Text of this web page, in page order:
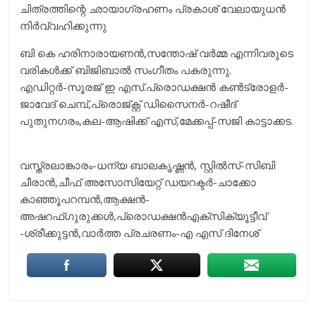
ചിത്രത്തിന്റെ ഛായാഗ്രഹണം പ്രകാശ് വേലായുധന്‍
നിര്‍വ്വഹിക്കുന്നു
ബി കെ ഹരിനാരായണന്‍,സന്തോഷ് വര്‍മ്മ എന്നിവരുടെ
വരികള്‍ക്ക് ബിജിബാല്‍ സംഗീതം പകരുന്നു.
എഡിറ്റര്‍-സൂരജ് ഇ എസ്.പ്രൊഡക്ഷന്‍ കണ്‍ട്രോളര്‍-
ജാവേദ് ചെമ്പ്,പ്രൊജ്ക്റ്റ് ഡിസെെനര്‍-റഷീദ്
പുതുനഗരം,കല-ആഷിക്ക് എസ്,മേക്കപ്പ്-സജി കാട്ടാക്കട.
വസ്ത്രലാങ്കാരം-ധന്യ ബാലകൃഷ്ണന്‍, സ്റ്റില്‍സ്-സിബി
ചീരാന്‍,ചീഫ് അസോസിയേറ്റ് ഡയറക്ടര്‍-ചാക്കോ
കാഞ്ഞൂപറമ്പന്‍,ആക്ഷന്‍-
അഷറഫ്ഗുരുക്കള്‍,പ്രൊഡക്ഷന്‍എക്സിക്യൂട്ടീവ്
-ശ്രീക്കുട്ടന്‍,വാര്‍ത്ത പ്രചരണം-എ എസ് ദിനേശ്